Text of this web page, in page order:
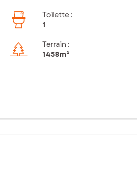
Toilette :
1
Terrain :
1 458m²